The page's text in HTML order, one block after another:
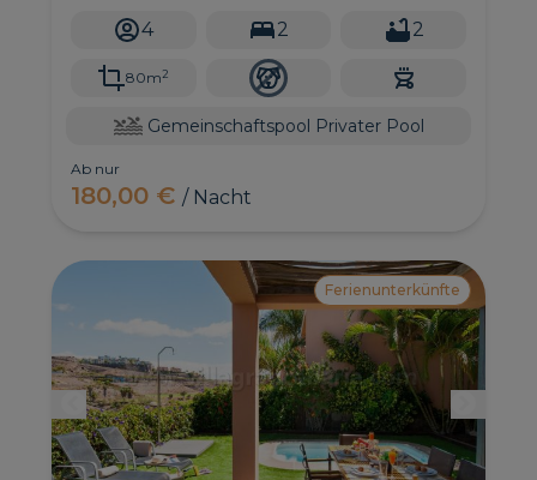
4 2 2
80m2
Gemeinschaftspool Privater Pool
Ab nur
180,00 €/ Nacht
Ferienunterkünfte